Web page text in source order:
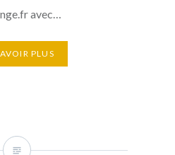
avec…
PLUS